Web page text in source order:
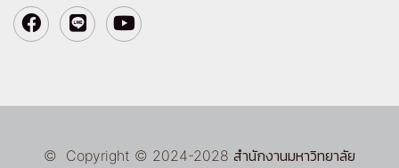
© Copyright © 2024-2028 สำนักงานมหาวิทยาลัย